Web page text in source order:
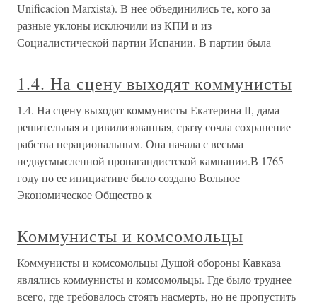
Unificacion Marxista). В нее объединились те, кого за
разные уклоны исключили из КПИ и из
Социалистической партии Испании. В партии была
1.4. На сцену выходят коммунисты
1.4. На сцену выходят коммунисты Екатерина II, дама
решительная и цивилизованная, сразу сочла сохранение
рабства нерациональным. Она начала с весьма
недвусмысленной пропагандистской кампании.В 1765
году по ее инициативе было создано Вольное
Экономическое Общество к
Коммунисты и комсомольцы
Коммунисты и комсомольцы Душой обороны Кавказа
являлись коммунисты и комсомольцы. Где было труднее
всего, где требовалось стоять насмерть, но не пропустить